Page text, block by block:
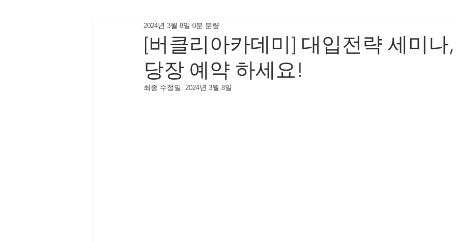
[버클리아카데미] 대입전략 세미나
당장 예약 하세요!
2024년 3월 8일 0분 분량
최종 수정일: 2024년 3월 8일